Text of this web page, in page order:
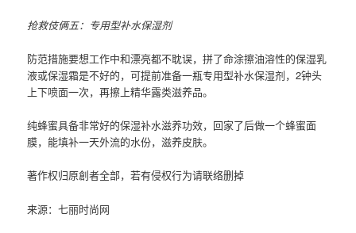
抢救伎俩五：专用型补水保湿剂
防范措施要想工作中和漂亮都不耽误，拼了命涂擦油溶性的保湿乳
液或保湿霜是不好的，可提前准备一瓶专用型补水保湿剂，2钟头
上下喷面一次，再擦上精华露类滋养品。
纯蜂蜜具备非常好的保湿补水滋养功效，回家了后做一个蜂蜜面
膜，能填补一天外流的水份，滋养皮肤。
著作权归原創者全部，若有侵权行为请联络删掉
来源：七丽时尚网